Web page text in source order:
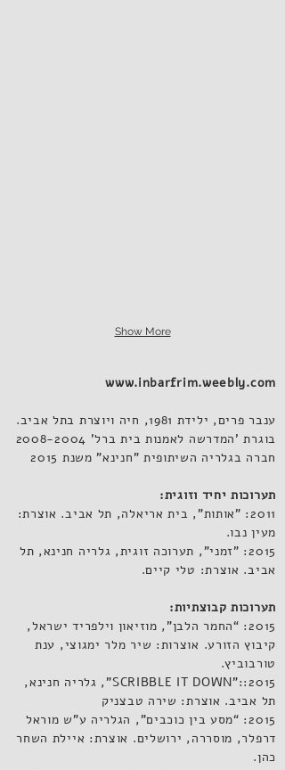
Show More
www.inbarfrim.weebly.com
ענבר פרים, ילידת 1981, חיה ויוצרת בתל אביב.
בוגרת 'המדרשה לאמנות בית ברל' 2008-2004
חברה בגלריה השיתופית "חנינא" משנת 2015
תערוכות יחיד וזוגית:
2011: "אותות", בית אריאלה, תל אביב. אוצרת:
מעין נבו.
2015: "זמני", תערוכה זוגית, גלריה חנינא, תל
אביב. אוצרת: טלי קיים.
תערוכות קבוצתיות:
2015: “החמר הלבן", מוזיאון וילפריד ישראל,
קיבוץ הזורע. אוצרות: שיר מלר ימגוצי, ענת
טורבוביץ.
2015::”SCRIBBLE IT DOWN”, גלריה חנינא,
תל אביב. אוצרת: שירה טבצניק
2015: “מסע בין כוכבים", הגלריה ע"ש מוראל
דרפלר, מוסררה, ירושלים. אוצרת: איילת השחר
כהן.